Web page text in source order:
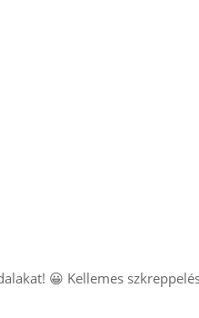
😀 Kellemes